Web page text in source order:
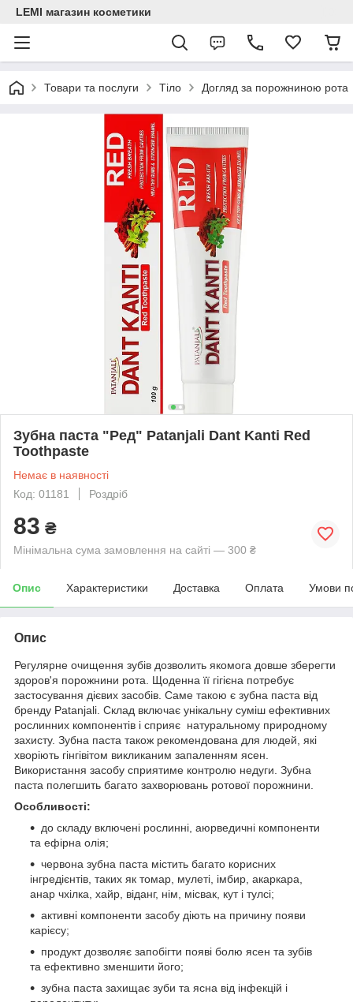
LEMI магазин косметики
Товари та послуги Тіло Догляд за порожниною рота
Зубна паста "Ред" Patanjali Dant Kanti Red
Toothpaste
Немає в наявності
Код: 01181
Роздріб
83 ₴
Мінімальна сума замовлення на сайті — 300 ₴
Опис Характеристики Доставка Оплата Умови
Опис
Регулярне очищення зубів дозволить якомога довше зберегти
здоров'я порожнини рота. Щоденна її гігієна потребує
застосування дієвих засобів. Саме такою є зубна паста від
бренду Patanjali. Склад включає унікальну суміш ефективних
рослинних компонентів і сприяє натуральному природному
захисту. Зубна паста також рекомендована для людей, які
хворіють гінгівітом викликаним запаленням ясен.
Використання засобу сприятиме контролю недуги. Зубна
паста полегшить багато захворювань ротової порожнини.
Особливості:
до складу включені рослинні, аюрведичні компоненти
та ефірна олія;
червона зубна паста містить багато корисних
інгредієнтів, таких як томар, мулеті, імбир, акаркара,
анар чхілка, хайр, віданг, нім, місвак, кут і тулсі;
активні компоненти засобу діють на причину появи
карієсу;
продукт дозволяє запобігти появі болю ясен та зубів
та ефективно зменшити його;
зубна паста захищає зуби та ясна від інфекцій і